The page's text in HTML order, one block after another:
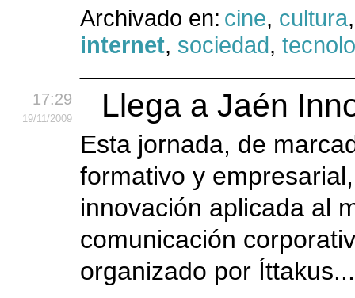
Archivado en: cine, cultura,
internet, sociedad,
17:29
19/11/2009 Llega a Jaén
Esta jornada, de
formativo y
innovación aplicada al
comunicación
organizado por